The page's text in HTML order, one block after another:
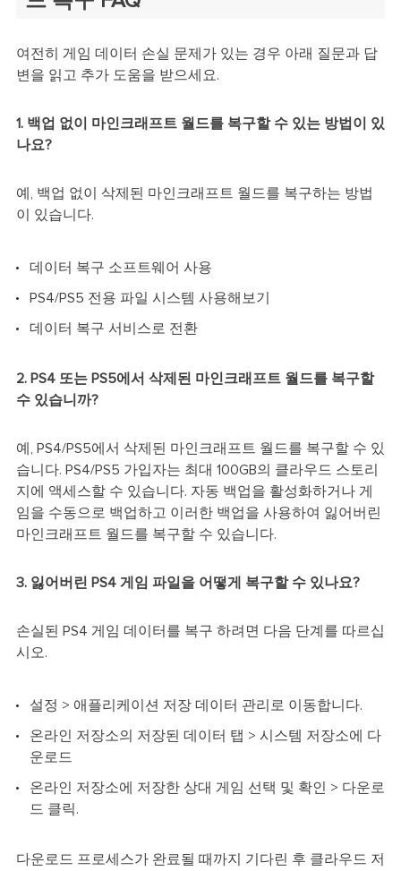
여전히 게임 데이터 손실 문제가 있는 경우 아래 질문과 답
변을 읽고 추가 도움을 받으세요.
1. 백업 없이 마인크래프트 월드를 복구할 수 있는 방법이 있
나요?
예, 백업 없이 삭제된 마인크래프트 월드를 복구하는 방법
이 있습니다.
데이터 복구 소프트웨어 사용
PS4/PS5 전용 파일 시스템 사용해보기
데이터 복구 서비스로 전환
2. PS4 또는 PS5에서 삭제된 마인크래프트 월드를 복구할
수 있습니까?
예, PS4/PS5에서 삭제된 마인크래프트 월드를 복구할 수 있
습니다. PS4/PS5 가입자는 최대 100GB의 클라우드 스토리
지에 액세스할 수 있습니다. 자동 백업을 활성화하거나 게
임을 수동으로 백업하고 이러한 백업을 사용하여 잃어버린
마인크래프트 월드를 복구할 수 있습니다.
3. 잃어버린 PS4 게임 파일을 어떻게 복구할 수 있나요?
손실된 PS4 게임 데이터를 복구 하려면 다음 단계를 따르십
시오.
설정 > 애플리케이션 저장 데이터 관리로 이동합니다.
온라인 저장소의 저장된 데이터 탭 > 시스템 저장소에 다
운로드
온라인 저장소에 저장한 상대 게임 선택 및 확인 > 다운로
드 클릭.
다운로드 프로세스가 완료될 때까지 기다린 후 클라우드 저